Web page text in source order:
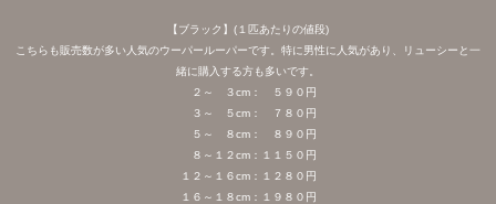
【ブラック】(１匹あたりの値段)
こちらも販売数が多い人気のウーパールーパーです。特に男性に人気があり、リューシーと一
緒に購入する方も多いです。
２～ ３cm： ５９０円
３～ ５cm： ７８０円
５～ ８cm： ８９０円
８～１２cm：１１５０円
１２～１６cm：１２８０円
１６～１８cm：１９８０円